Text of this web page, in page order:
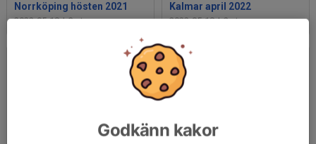
Norrköping hösten 2021
2022-05-18 | 3 st
Kalmar april 2022
2022-05-18 | 2 st
Träning
Godkänn kakor